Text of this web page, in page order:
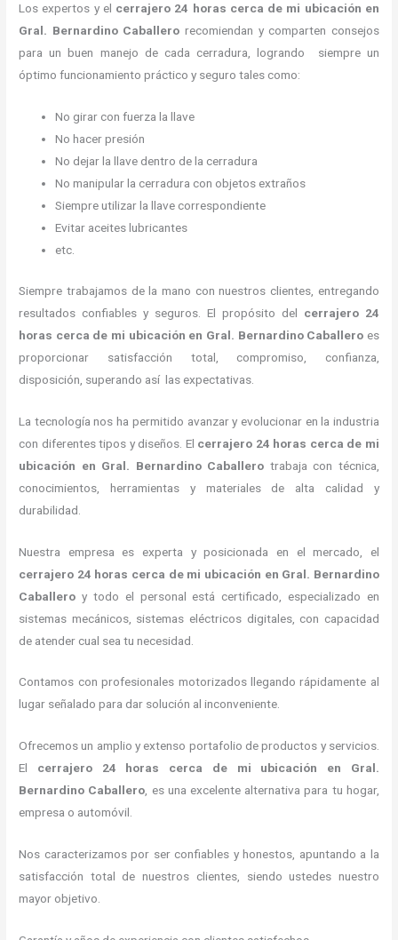
Los expertos y el cerrajero 24 horas cerca de mi ubicación en
Gral. Bernardino Caballero recomiendan y comparten consejos
para un buen manejo de cada cerradura, logrando siempre un
óptimo funcionamiento práctico y seguro tales como:
No girar con fuerza la llave
No hacer presión
No dejar la llave dentro de la cerradura
No manipular la cerradura con objetos extraños
Siempre utilizar la llave correspondiente
Evitar aceites lubricantes
etc.
Siempre trabajamos de la mano con nuestros clientes, entregando
resultados confiables y seguros. El propósito del cerrajero 24
horas cerca de mi ubicación en Gral. Bernardino Caballero es
proporcionar satisfacción total, compromiso, confianza,
disposición, superando así las expectativas.
La tecnología nos ha permitido avanzar y evolucionar en la industria
con diferentes tipos y diseños. El cerrajero 24 horas cerca de mi
ubicación en Gral. Bernardino Caballero trabaja con técnica,
conocimientos, herramientas y materiales de alta calidad y
durabilidad.
Nuestra empresa es experta y posicionada en el mercado, el
cerrajero 24 horas cerca de mi ubicación en Gral. Bernardino
Caballero y todo el personal está certificado, especializado en
sistemas mecánicos, sistemas eléctricos digitales, con capacidad
de atender cual sea tu necesidad.
Contamos con profesionales motorizados llegando rápidamente al
lugar señalado para dar solución al inconveniente.
Ofrecemos un amplio y extenso portafolio de productos y servicios.
El cerrajero 24 horas cerca de mi ubicación en Gral.
Bernardino Caballero, es una excelente alternativa para tu hogar,
empresa o automóvil.
Nos caracterizamos por ser confiables y honestos, apuntando a la
satisfacción total de nuestros clientes, siendo ustedes nuestro
mayor objetivo.